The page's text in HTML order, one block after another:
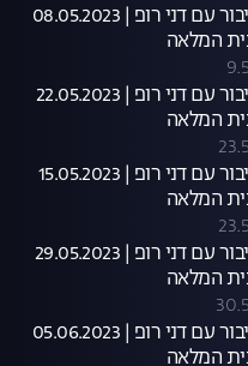
זה הדיבור עם דני רופ | 08.05.2023
המלאה
זה הדיבור עם דני רופ | 22.05.2023
המלאה
זה הדיבור עם דני רופ | 15.05.2023
המלאה
זה הדיבור עם דני רופ | 29.05.2023
המלאה
זה הדיבור עם דני רופ | 05.06.2023
המלאה